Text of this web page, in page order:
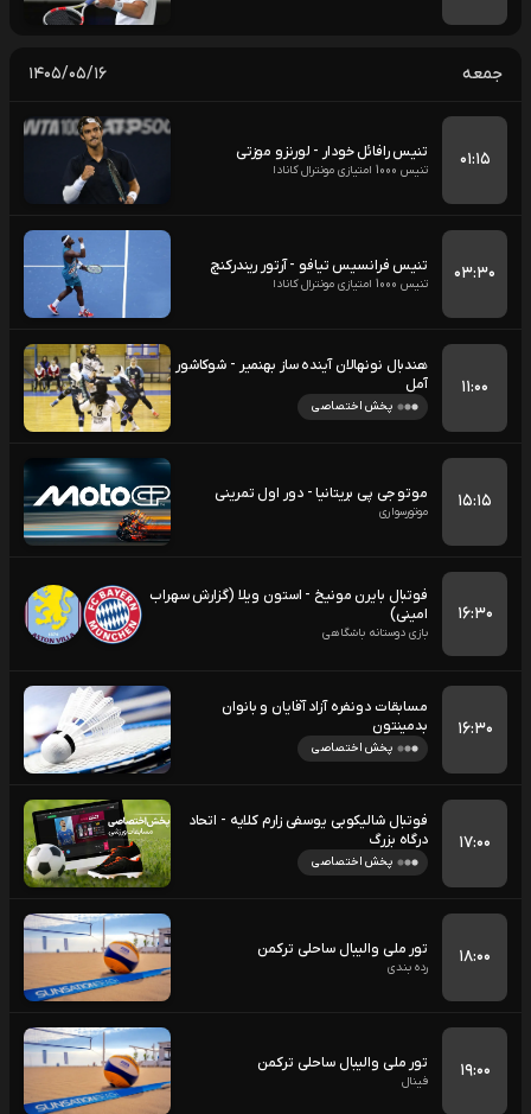
جمعه ۱۴۰۵/۰۵/۱۶
۰۱:۱۵ تنیس رافائل خودار - لورنزو موزتی
تنیس 1000 امتیازی مونترال کانادا
۰۳:۳۰ تنیس فرانسیس تیافو - آرتور ریندرکنچ
تنیس 1000 امتیازی مونترال کانادا
۱۱:۰۰
هندبال نونهالان آینده ساز بهنمیر - شوکاشور
آمل
پخش اختصاصی
۱۵:۱۵ موتو جی پی بریتانیا - دور اول تمرینی
موتورسواری
۱۶:۳۰
فوتبال بایرن مونیخ - استون ویلا (گزارش سهراب
امینی)
بازی دوستانه باشگاهی
۱۶:۳۰
مسابقات دونفره آزاد آقایان و بانوان
بدمینتون
پخش اختصاصی
۱۷:۰۰
فوتبال شالیکوبی یوسفی زارم کلایه - اتحاد
درگاه بزرگ
پخش اختصاصی
۱۸:۰۰ تور ملی والیبال ساحلی ترکمن
رده بندی
۱۹:۰۰ تور ملی والیبال ساحلی ترکمن
فینال